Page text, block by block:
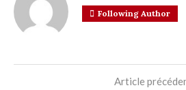
Following Author
Article